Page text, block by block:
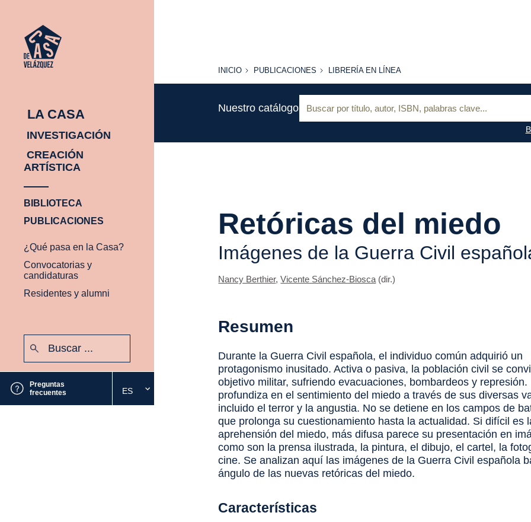
LA CASA
INVESTIGACIÓN
CREACIÓN
ARTÍSTICA
BIBLIOTECA
PUBLICACIONES
¿Qué pasa en la Casa?
Convocatorias y
candidaturas
Residentes y alumni
Preguntas
frecuentes
Seleccione
el
ES
INICIO
INICIO PUBLICACIONES
PUBLICACIONES
LIBRERÍA
LÍNEA
LIBRERÍA EN LÍNEA
Nuestro catálogo
Retóricas del miedo
Imágenes de la Guerra Civil
Nancy Berthier,Vicente Sánchez-Biosca (dir.)
Resumen
Durante la Guerra Civil española, el individuo común adquirió un
protagonismo inusitado. Activa o pasiva, la población civil se
objetivo militar, sufriendo evacuaciones, bombardeos y represión.
profundiza en el sentimiento del miedo a través de sus diversas
incluido el terror y la angustia. No se detiene en los campos de
que prolonga su cuestionamiento hasta la actualidad. Si difícil es
aprehensión del miedo, más difusa parece su presentación en
como son la prensa ilustrada, la pintura, el dibujo, el cartel, la
cine. Se analizan aquí las imágenes de la Guerra Civil española
ángulo de las nuevas retóricas del miedo.
Características